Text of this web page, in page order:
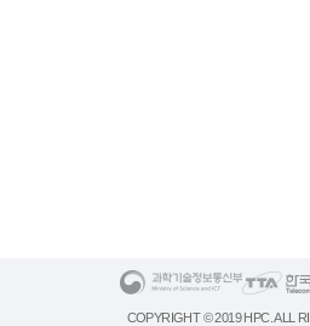
COPYRIGHT © 2019 HPC. ALL